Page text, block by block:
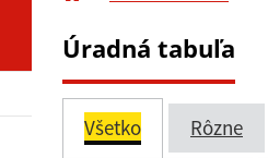
Úradná tabuľa
Všetko Rôzne